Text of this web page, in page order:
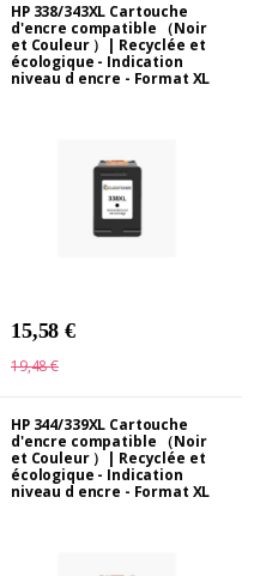
HP 338/343XL Cartouche
d'encre compatible （Noir
et Couleur ）| Recyclée et
écologique - Indication
niveau d encre - Format XL
15,58 €
19,48 €
HP 344/339XL Cartouche
d'encre compatible （Noir
et Couleur ）| Recyclée et
écologique - Indication
niveau d encre - Format XL